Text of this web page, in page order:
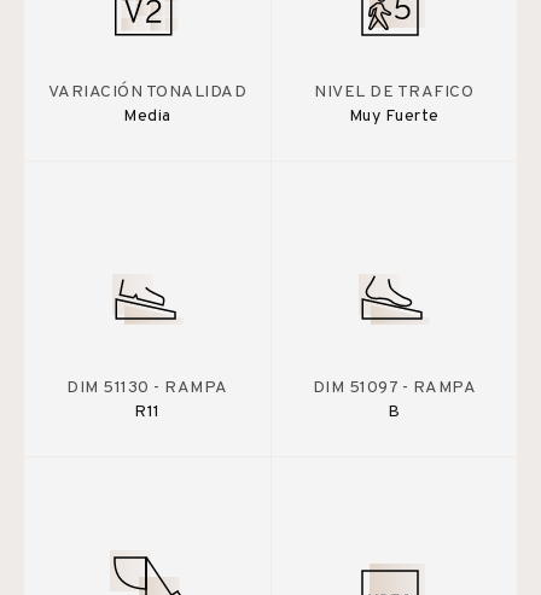
VARIACIÓN TONALIDAD
Media
NIVEL DE TRAFICO
Muy Fuerte
DIM 51130 - RAMPA
R11
DIM 51097 - RAMPA
B